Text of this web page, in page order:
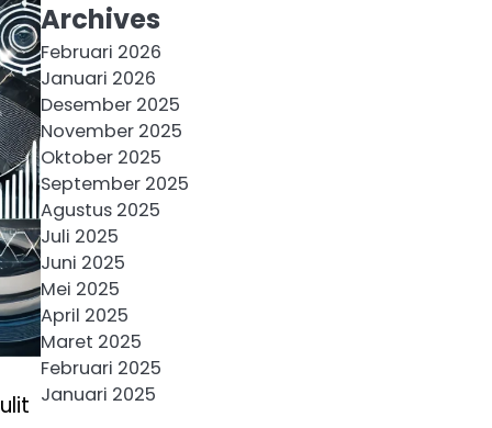
Archives
Februari 2026
Januari 2026
Desember 2025
November 2025
Oktober 2025
September 2025
Agustus 2025
Juli 2025
Juni 2025
Mei 2025
April 2025
Maret 2025
Februari 2025
Januari 2025